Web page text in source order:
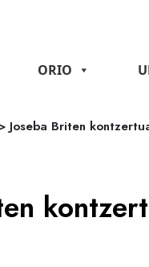
ORIO
> Joseba Briten